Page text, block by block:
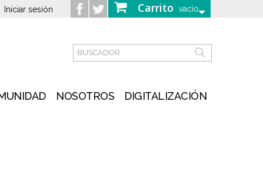
Carrito vacío
Iniciar sesión
NOSOTROS DIGITALIZACIÓN